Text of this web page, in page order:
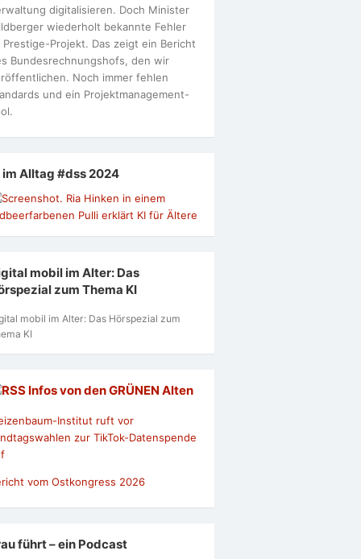
digitalisieren. Doch Minister
wiederholt bekannte Fehler
Prestige-Projekt. Das zeigt ein Bericht
Bundesrechnungshofs, den wir
Noch immer fehlen
und ein Projektmanagement-
im Alltag #dss 2024
mobil im Alter: Das
zum Thema KI
mobil im Alter: Das Hörspezial zum
KI
Infos von den GRÜNEN Alten
Institut ruft vor
zur TikTok-Datenspende
vom Ostkongress 2026
führt – ein Podcast